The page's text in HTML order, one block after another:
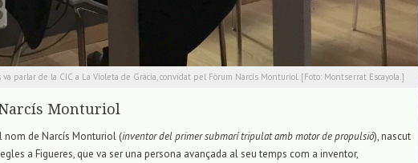
va parlar de la CIC a La Violeta de Gràcia, convidat pel Fòrum Narcís Monturiol. [Foto: Montserrat Escayola.]
Monturiol
nom de Narcís Monturiol (inventor del primer submarí tripulat amb motor de propulsió), nascut
a Figueres, que va ser una persona avançada al seu temps com a inventor,